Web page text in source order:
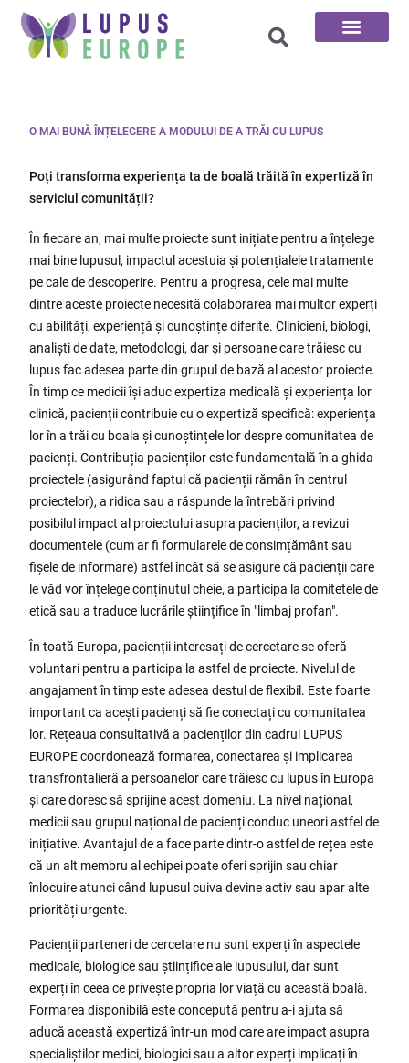
O MAI BUNĂ ÎNȚELEGERE A MODULUI DE A TRĂI CU LUPUS
Poți transforma experiența ta de boală trăită în expertiză în
serviciul comunității?
În fiecare an, mai multe proiecte sunt inițiate pentru a înțelege
mai bine lupusul, impactul acestuia și potențialele tratamente
pe cale de descoperire. Pentru a progresa, cele mai multe
dintre aceste proiecte necesită colaborarea mai multor experți
cu abilități, experiență și cunoștințe diferite. Clinicieni, biologi,
analiști de date, metodologi, dar și persoane care trăiesc cu
lupus fac adesea parte din grupul de bază al acestor proiecte.
În timp ce medicii își aduc expertiza medicală și experiența lor
clinică, pacienții contribuie cu o expertiză specifică: experiența
lor în a trăi cu boala și cunoștințele lor despre comunitatea de
pacienți. Contribuția pacienților este fundamentală în a ghida
proiectele (asigurând faptul că pacienții rămân în centrul
proiectelor), a ridica sau a răspunde la întrebări privind
posibilul impact al proiectului asupra pacienților, a revizui
documentele (cum ar fi formularele de consimțământ sau
fișele de informare) astfel încât să se asigure că pacienții care
le văd vor înțelege conținutul cheie, a participa la comitetele de
etică sau a traduce lucrările științifice în "limbaj profan".
În toată Europa, pacienții interesați de cercetare se oferă
voluntari pentru a participa la astfel de proiecte. Nivelul de
angajament în timp este adesea destul de flexibil. Este foarte
important ca acești pacienți să fie conectați cu comunitatea
lor. Rețeaua consultativă a pacienților din cadrul LUPUS
EUROPE coordonează formarea, conectarea și implicarea
transfrontalieră a persoanelor care trăiesc cu lupus în Europa
și care doresc să sprijine acest domeniu. La nivel național,
medicii sau grupul național de pacienți conduc uneori astfel de
inițiative. Avantajul de a face parte dintr-o astfel de rețea este
că un alt membru al echipei poate oferi sprijin sau chiar
înlocuire atunci când lupusul cuiva devine activ sau apar alte
priorități urgente.
Pacienții parteneri de cercetare nu sunt experți în aspectele
medicale, biologice sau științifice ale lupusului, dar sunt
experți în ceea ce privește propria lor viață cu această boală.
Formarea disponibilă este concepută pentru a-i ajuta să
aducă această expertiză într-un mod care are impact asupra
specialiștilor medici, biologici sau a altor experți implicați în